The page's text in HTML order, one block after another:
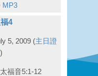
MP3
4
5, 2009 (主日證
)
福音5:1-12